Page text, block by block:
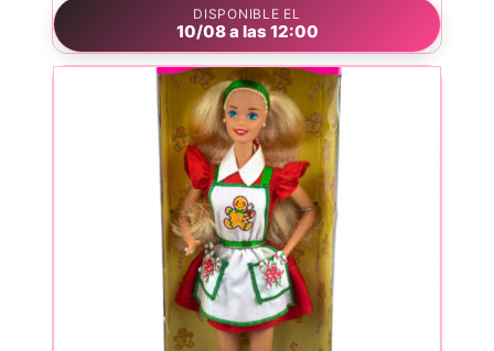
DISPONIBLE EL
10/08 a las 12:00